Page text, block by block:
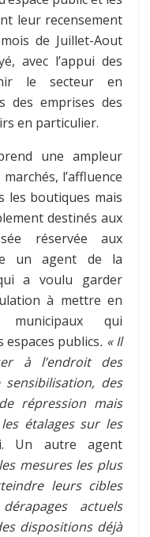
leur recensement
de Juillet-Aout
avec l’appui des
le secteur en
des emprises des
en particulier.
une ampleur
l’affluence
les boutiques mais
destinés aux
réservée aux
un agent de la
a voulu garder
à mettre en
qui
espaces publics. « Il
à l’endroit des
des
répression mais
étalages sur les
Un autre agent
les mesures les plus
leurs cibles
actuels
dispositions déjà